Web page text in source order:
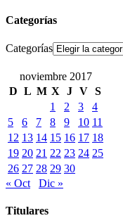
Categorías
Categorías
noviembre 2017
D L M X J V S
1
2 3
4
5
6 7 8 9 10 11
12 13 14 15 16 17 18
19 20 21 22 23 24 25
26 27 28 29 30
« Oct
Dic »
Titulares